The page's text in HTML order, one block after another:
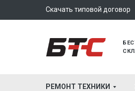
Скачать типовой договор
РЕМОНТ ТЕХНИКИ